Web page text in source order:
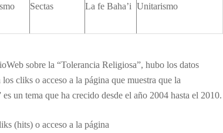
Sectas La fe Baha’i Unitarismo
sobre la “Tolerancia Religiosa”, hubo los datos
los cliks o acceso a la página que muestra que la
es un tema que ha crecido desde el año 2004 hasta el 2010.
(hits) o acceso a la página